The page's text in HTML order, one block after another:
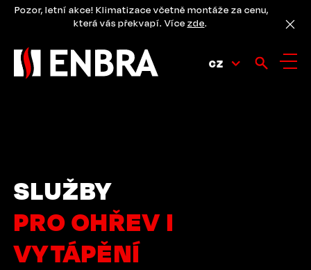
PřejítPozor, letní akce! Klimatizace včetně montáže za cenu,
která vás překvapí. Více zde.
CZ
SLUŽBY
PRO OHŘEV I
VYTÁPĚNÍ